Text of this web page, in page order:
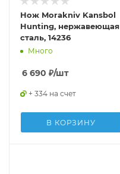
Нож Morakniv Kansbol
Hunting, нержавеющая
сталь, 14236
Много
6 690 ₽/шт
+ 334 на счет
В КОРЗИНУ